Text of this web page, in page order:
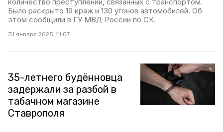
Было раскрыто 19 краж и 130 угонов автомобилей. Об
этом сообщили в ГУ МВД России по СК.
31 января 2025, 11:07
35-летнего будённовца
задержали за разбой в
табачном магазине
Ставрополя